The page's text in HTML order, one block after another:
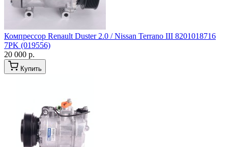
Компрессор Renault Duster 2.0 / Nissan Terrano III 8201018716
7PK (019556)
20 000 р.
Купить